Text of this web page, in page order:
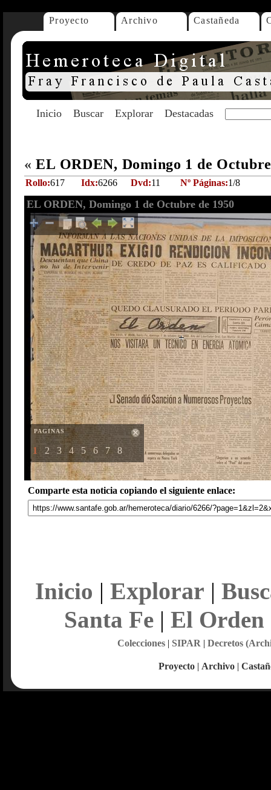
Proyecto Archivo Castañeda
Inicio Buscar Explorar Destacadas
« EL ORDEN, Domingo 1 de
Rollo:617 Idx:6266 Dvd:11 Nº Páginas:1/8
EL ORDEN, Domingo 1 de Octubre de 1950
PAGINAS
1 2 3 4 5 6 7 8
Comparte esta noticia copiando el siguiente enlace:
Inicio | Explorar |
Santa Fe| El Orden
Colecciones| SIPAR | Decretos
Proyecto | Archivo |